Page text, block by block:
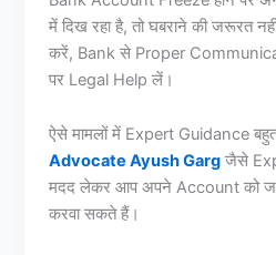
में दिख रहा है, तो घबराने की जरूरत
करें, Bank से Proper
पर Legal Help लें।
ऐसे मामलों में Expert Guidance
Advocate Ayush Garg जैसे
मदद लेकर आप अपने Account को
करवा सकते हैं।